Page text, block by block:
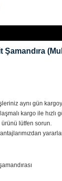
aynı gün
kargo ile hızlı
ürünü lütfen sorun.